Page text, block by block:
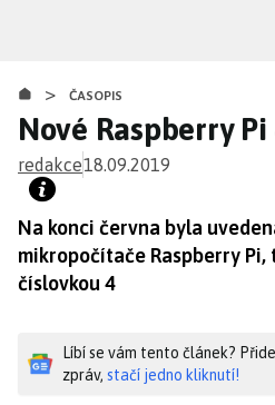
obsahu
> ČASOPIS
Nové Raspberry Pi
redakce18.09.2019
Na konci června byla
mikropočítače Raspberry
číslovkou 4
Líbí se vám tento článek?
zpráv, stačí jedno kliknutí!